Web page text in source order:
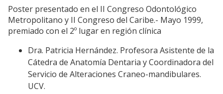
Poster presentado en el II Congreso Odontológico
Metropolitano y II Congreso del Caribe.- Mayo 1999,
premiado con el 2º lugar en región clínica
Dra. Patricia Hernández. Profesora Asistente de la
Cátedra de Anatomía Dentaria y Coordinadora del
Servicio de Alteraciones Craneo-mandibulares.
UCV.